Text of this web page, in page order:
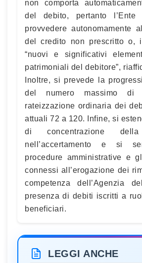
non comporta
del debito, pertanto l’Ente
provvedere autonomamente
del credito non prescritto o,
“nuovi e significativi
patrimoniali del debitore”,
Inoltre, si prevede la
del numero massimo
rateizzazione ordinaria dei
attuali 72 a 120. Infine, si
di concentrazione della
nell’accertamento e si
procedure amministrative e
connessi all’erogazione dei
competenza dell’Agenzia
presenza di debiti iscritti a
beneficiari.
LEGGI ANCHE